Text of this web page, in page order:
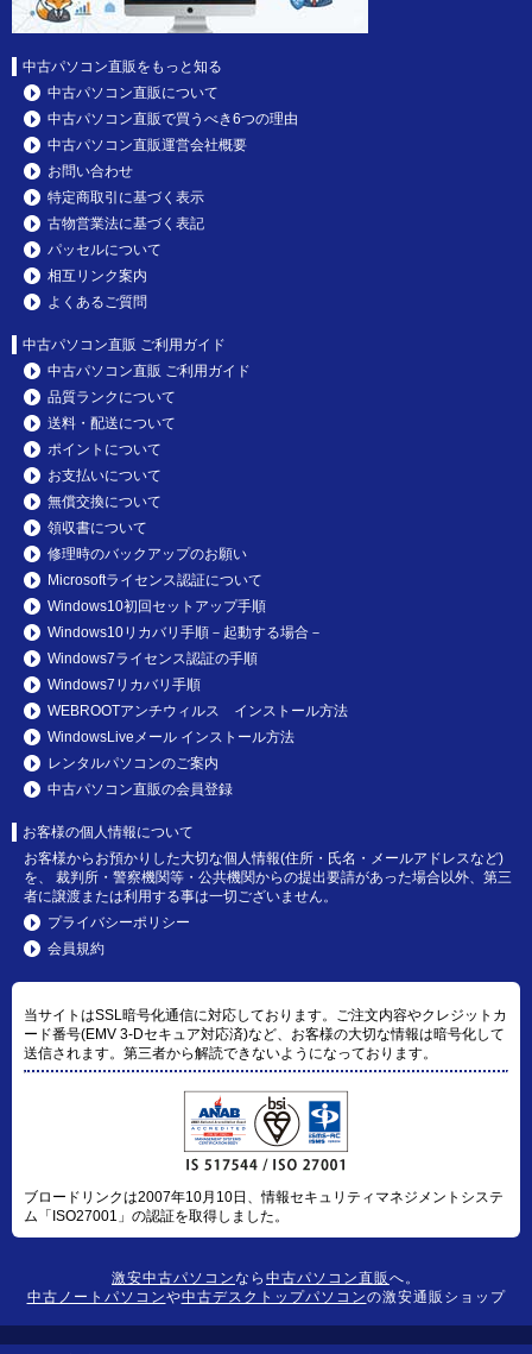
中古パソコン直販をもっと知る
中古パソコン直販について
中古パソコン直販で買うべき6つの理由
中古パソコン直販運営会社概要
お問い合わせ
特定商取引に基づく表示
古物営業法に基づく表記
パッセルについて
相互リンク案内
よくあるご質問
中古パソコン直販 ご利用ガイド
中古パソコン直販 ご利用ガイド
品質ランクについて
送料・配送について
ポイントについて
お支払いについて
無償交換について
領収書について
修理時のバックアップのお願い
Microsoftライセンス認証について
Windows10初回セットアップ手順
Windows10リカバリ手順－起動する場合－
Windows7ライセンス認証の手順
Windows7リカバリ手順
WEBROOTアンチウィルス インストール方法
WindowsLiveメール インストール方法
レンタルパソコンのご案内
中古パソコン直販の会員登録
お客様の個人情報について
お客様からお預かりした大切な個人情報(住所・氏名・メールアドレスなど)
を、 裁判所・警察機関等・公共機関からの提出要請があった場合以外、第三
者に譲渡または利用する事は一切ございません。
プライバシーポリシー
会員規約
当サイトはSSL暗号化通信に対応しております。ご注文内容やクレジットカ
ード番号(EMV 3-Dセキュア対応済)など、お客様の大切な情報は暗号化して
送信されます。第三者から解読できないようになっております。
ブロードリンクは2007年10月10日、情報セキュリティマネジメントシステ
ム「ISO27001」の認証を取得しました。
激安中古パソコンなら 中古パソコン直販 へ。
中古ノートパソコンや中古デスクトップパソコンの激安通販ショップ